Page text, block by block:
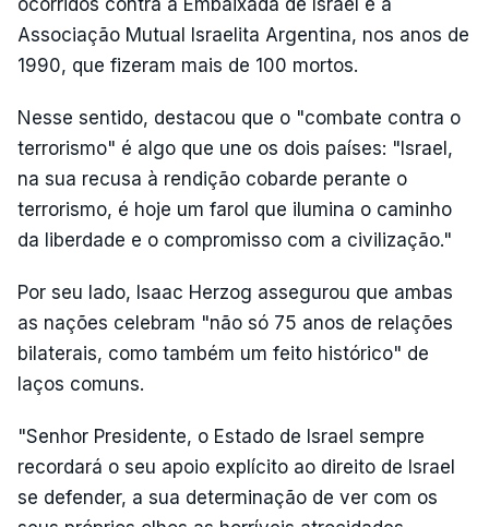
ocorridos contra a Embaixada de Israel e a
Associação Mutual Israelita Argentina, nos anos de
1990, que fizeram mais de 100 mortos.
Nesse sentido, destacou que o "combate contra o
terrorismo" é algo que une os dois países: "Israel,
na sua recusa à rendição cobarde perante o
terrorismo, é hoje um farol que ilumina o caminho
da liberdade e o compromisso com a civilização."
Por seu lado, Isaac Herzog assegurou que ambas
as nações celebram "não só 75 anos de relações
bilaterais, como também um feito histórico" de
laços comuns.
"Senhor Presidente, o Estado de Israel sempre
recordará o seu apoio explícito ao direito de Israel
se defender, a sua determinação de ver com os